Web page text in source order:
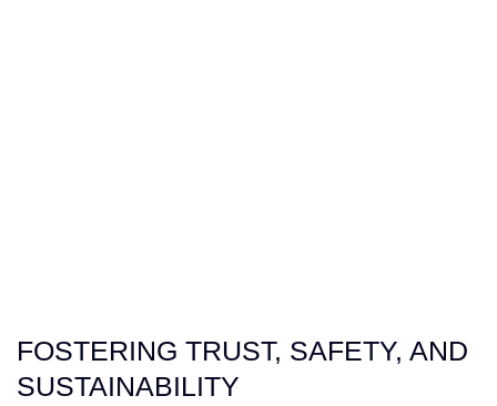
FOSTERING TRUST, SAFETY, AND
SUSTAINABILITY